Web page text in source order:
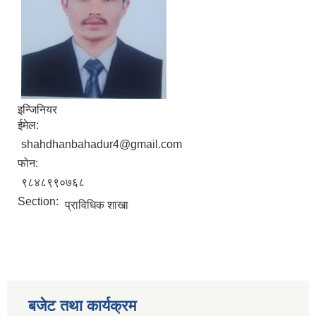
इन्जिनियर
ईमेल:
shahdhanbahadur4@gmail.com
फोन:
९८४८९९०७६८
Section: प्राविधिक शाखा
बजेट तथा कार्यक्रम